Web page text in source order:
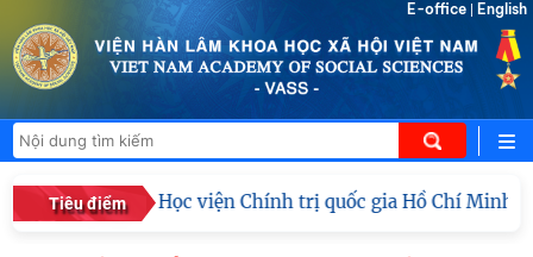
E-office English
Tiêu điểm
Đoàn công tác Học viện Chính trị quốc gia Hồ Chí Minh